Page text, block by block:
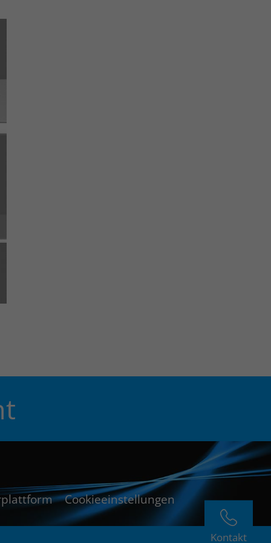
Cookieeinstellungen
Kontakt